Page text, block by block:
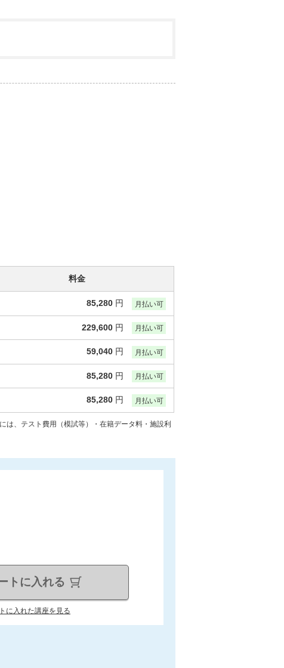
料金
85,280 円 月払い可
229,600 円 月払い可
59,040 円 月払い可
85,280 円 月払い可
85,280 円 月払い可
、テスト費用（模試等）・在籍データ料・施設利
トに入れる
に入れた講座を見る